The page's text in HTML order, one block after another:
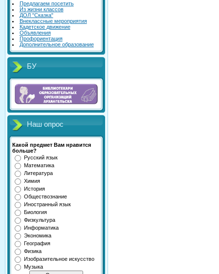
Предлагаем посетить
Из жизни классов
ДОЛ "Сказка"
Внеклассные мероприятия
Кадетское движение
Объявления
Профориентация
Дополнительное образование
БУ
Наш опрос
Какой предмет Вам нравится
больше?
Русский язык
Математика
Литература
Химия
История
Обществознание
Иностранный язык
Биология
Физкультура
Информатика
Экономика
География
Физика
Изобразительное искусство
Музыка